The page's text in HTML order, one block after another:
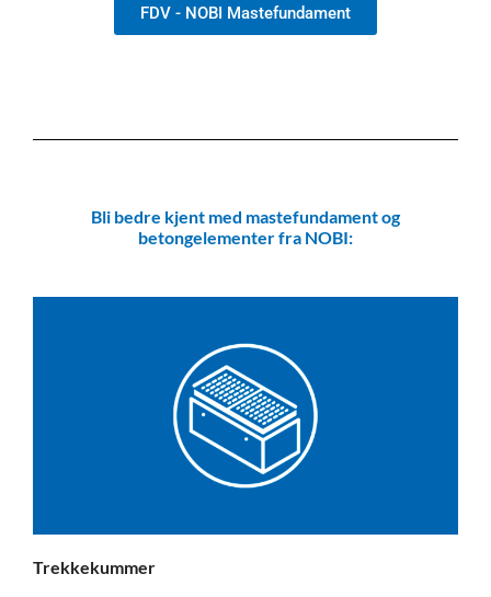
FDV - NOBI Mastefundament
Bli bedre kjent med mastefundament og
betongelementer fra NOBI:
Trekkekummer